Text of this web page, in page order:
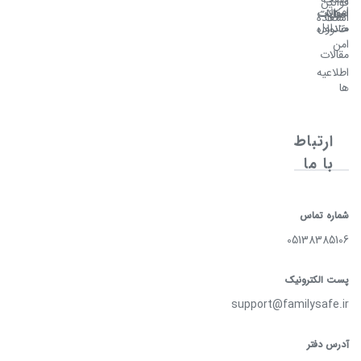
اصلی
امکانات
خانواده
امن
مقالات
اطلاعیه
ها
امن
استفاده
سوالات
متداول
ارتباط
با ما
شماره تماس
05138385106
پست الکترونیک
support@familysafe.ir
آدرس دفتر